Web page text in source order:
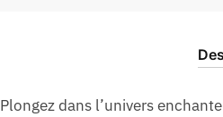
Plongez dans l’univers